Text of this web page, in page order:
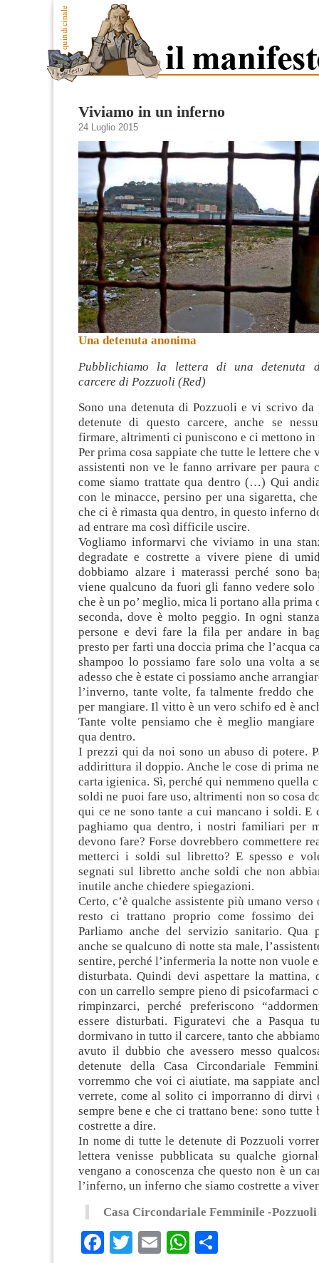
Viviamo in un inferno
24 Luglio 2015
Una detenuta anonima
Pubblichiamo la lettera di una detenuta
carcere di Pozzuoli (Red)
Sono una detenuta di Pozzuoli e vi scrivo
detenute di questo carcere, anche se
firmare, altrimenti ci puniscono e ci mettono in
Per prima cosa sappiate che tutte le lettere che
assistenti non ve le fanno arrivare per paura
come siamo trattate qua dentro (…) Qui
con le minacce, persino per una sigaretta,
che ci è rimasta qua dentro, in questo inferno
ad entrare ma così difficile uscire.
Vogliamo informarvi che viviamo in una
degradate e costrette a vivere piene di
dobbiamo alzare i materassi perché sono
viene qualcuno da fuori gli fanno vedere solo
che è un po’ meglio, mica li portano alla prima
seconda, dove è molto peggio. In ogni
persone e devi fare la fila per andare in
presto per farti una doccia prima che l’acqua
shampoo lo possiamo fare solo una volta a
adesso che è estate ci possiamo anche
l’inverno, tante volte, fa talmente freddo
per mangiare. Il vitto è un vero schifo ed è
Tante volte pensiamo che è meglio
qua dentro.
I prezzi qui da noi sono un abuso di potere.
addirittura il doppio. Anche le cose di prima
carta igienica. Sì, perché qui nemmeno quella
soldi ne puoi fare uso, altrimenti non so cosa
qui ce ne sono tante a cui mancano i soldi. E
paghiamo qua dentro, i nostri familiari per
devono fare? Forse dovrebbero commettere
metterci i soldi sul libretto? E spesso e
segnati sul libretto anche soldi che non
inutile anche chiedere spiegazioni.
Certo, c’è qualche assistente più umano
resto ci trattano proprio come fossimo
Parliamo anche del servizio sanitario. Qua
anche se qualcuno di notte sta male,
sentire, perché l’infermeria la notte non vuole
disturbata. Quindi devi aspettare la mattina,
con un carrello sempre pieno di psicofarmaci
rimpinzarci, perché preferiscono
essere disturbati. Figuratevi che a Pasqua
dormivano in tutto il carcere, tanto che
avuto il dubbio che avessero messo
detenute della Casa Circondariale
vorremmo che voi ci aiutiate, ma sappiate
verrete, come al solito ci imporranno di dirvi
sempre bene e che ci trattano bene: sono tutte
costrette a dire.
In nome di tutte le detenute di Pozzuoli
lettera venisse pubblicata su qualche
vengano a conoscenza che questo non è un
l’inferno, un inferno che siamo costrette a
Casa Circondariale Femminile -Pozzuoli
Facebook
TwitterEmailWhatsApp